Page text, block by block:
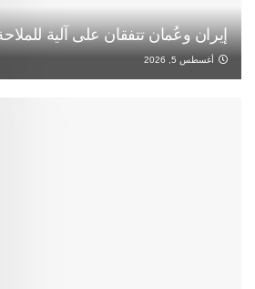
إيران وعُمان تتفقان على آلية
أغسطس 5, 2026